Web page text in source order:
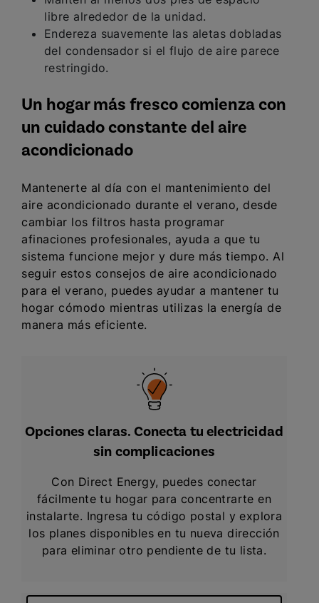
libre alrededor de la unidad.
Endereza suavemente las aletas dobladas
del condensador si el flujo de aire parece
restringido.
Un hogar más fresco comienza con
un cuidado constante del aire
acondicionado
Mantenerte al día con el mantenimiento del
aire acondicionado durante el verano, desde
cambiar los filtros hasta programar
afinaciones profesionales, ayuda a que tu
sistema funcione mejor y dure más tiempo. Al
seguir estos consejos de aire acondicionado
para el verano, puedes ayudar a mantener tu
hogar cómodo mientras utilizas la energía de
manera más eficiente.
Opciones claras. Conecta tu electricidad
sin complicaciones
Con Direct Energy, puedes conectar
fácilmente tu hogar para concentrarte en
instalarte. Ingresa tu código postal y explora
los planes disponibles en tu nueva dirección
para eliminar otro pendiente de tu lista.